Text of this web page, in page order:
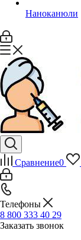
Наноканюли
Сравнение0
Телефоны
8 800 333 40 29
Заказать звонок